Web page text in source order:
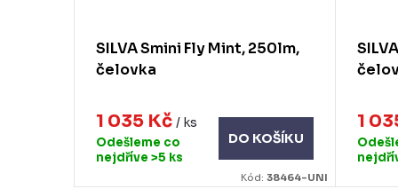
SILVA Smini Fly Mint, 250lm,
čelovka
1 035 Kč / ks
Odešleme co
nejdříve >5 ks
DO KOŠÍKU
Kód:38464-UNI
1